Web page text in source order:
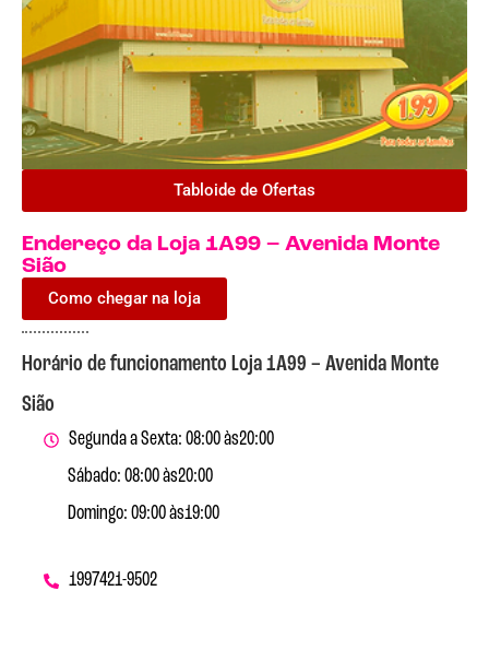
Tabloide de Ofertas
Endereço da Loja 1A99 – Avenida Monte
Sião
Como chegar na loja
Horário de funcionamento Loja 1A99 – Avenida Monte
Sião
Segunda a Sexta: 08:00 às20:00
Sábado: 08:00 às20:00
Domingo: 09:00 às19:00
1997421-9502